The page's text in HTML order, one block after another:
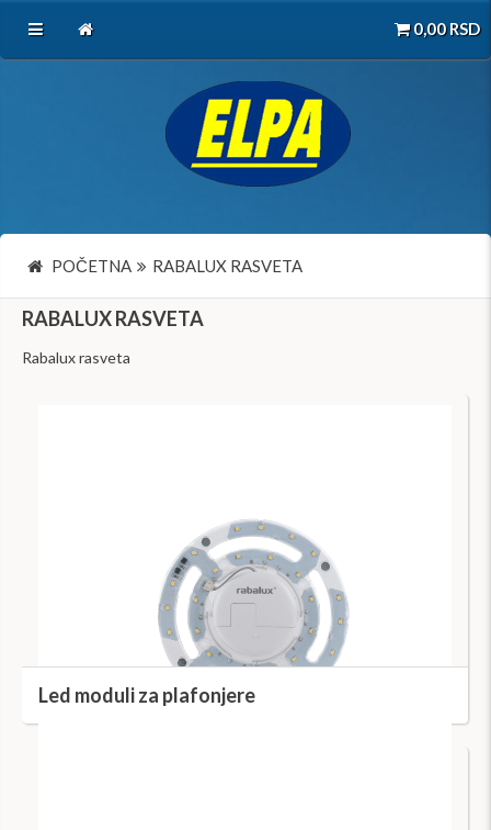
0,00RSD
POČETNA RABALUX RASVETA
RABALUX RASVETA
Rabalux rasveta
Led moduli za plafonjere